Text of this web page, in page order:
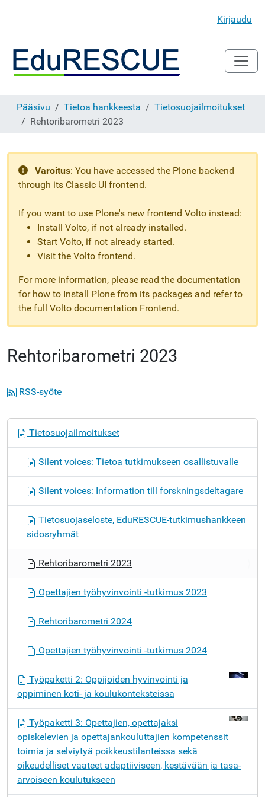
Kirjaudu
Pääsivu Tietoa hankkeesta
Tietosuojailmoitukset
Rehtoribarometri 2023
Varoitus: You have accessed the Plone backend
through its Classic UI frontend.
If you want to use Plone's new frontend Volto instead:
Install Volto, if not already installed.
Start Volto, if not already started.
Visit the Volto frontend.
For more information, please read the documentation
for how to Install Plone from its packages and refer to
the full Volto documentation Frontend.
Rehtoribarometri 2023
RSS-syöte
i
Tietosuojailmoitukset
Silent voices: Tietoa tutkimukseen osallistuvalle
Silent voices: Information till forskningsdeltagare
Tietosuojaseloste, EduRESCUE-tutkimushankkeen
sidosryhmät
Rehtoribarometri 2023
Opettajien työhyvinvointi -tutkimus 2023
Rehtoribarometri 2024
Opettajien työhyvinvointi -tutkimus 2024
Työpaketti 2: Oppijoiden hyvinvointi ja
oppiminen koti- ja koulukonteksteissa
Työpaketti 3: Opettajien, opettajaksi
opiskelevien ja opettajankouluttajien kompetenssit
toimia ja selviytyä poikkeustilanteissa sekä
oikeudelliset vaateet adaptiiviseen, kestävään ja tasa-
arvoiseen koulutukseen